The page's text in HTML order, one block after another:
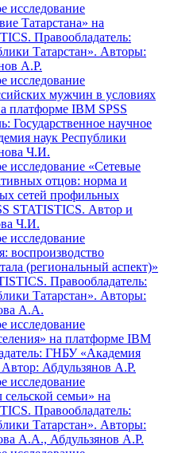
исследование
Татарстана» на
Правообладатель:
Татарстан». Авторы:
А.Р.
исследование
мужчин в условиях
платформе IBM SPSS
Государственное научное
наук Республики
Ч.И.
исследование «Сетевые
отцов: норма и
сетей профильных
STATISTICS. Автор и
Ч.И.
исследование
воспроизводство
(региональный аспект)»
Правообладатель:
Татарстан». Авторы:
А.А.
исследование
на платформе IBM
ГНБУ «Академия
Абдульзянов А.Р.
исследование
семьи» на
Правообладатель:
Татарстан». Авторы:
А.А., Абдульзянов А.Р.